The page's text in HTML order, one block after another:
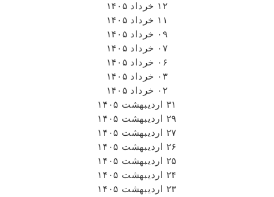
۱۲ خرداد ۱۴۰۵
۱۱ خرداد ۱۴۰۵
۰۹ خرداد ۱۴۰۵
۰۷ خرداد ۱۴۰۵
۰۶ خرداد ۱۴۰۵
۰۳ خرداد ۱۴۰۵
۰۲ خرداد ۱۴۰۵
۳۱ اردیبهشت ۱۴۰۵
۲۹ اردیبهشت ۱۴۰۵
۲۷ اردیبهشت ۱۴۰۵
۲۶ اردیبهشت ۱۴۰۵
۲۵ اردیبهشت ۱۴۰۵
۲۴ اردیبهشت ۱۴۰۵
۲۳ اردیبهشت ۱۴۰۵